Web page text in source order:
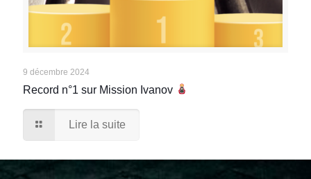
9 décembre 2024
Record n°1 sur Mission Ivanov
Lire la suite